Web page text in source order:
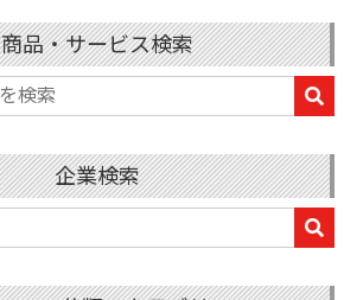
商品・サービス検索
企業検索